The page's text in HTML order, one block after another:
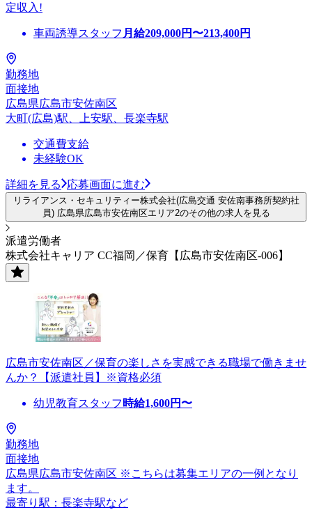
定収入!
車両誘導スタッフ 月給209,000円〜213,400円
勤務地
面接地
広島県広島市安佐南区
大町(広島)駅、上安駅、長楽寺駅
交通費支給
未経験OK
詳細を見る 応募画面に進む
リライアンス・セキュリティー株式会社(広島交通 安佐南事務所契約社
員) 広島県広島市安佐南区エリア2のその他の求人を見る
派遣労働者
株式会社キャリア CC福岡／保育【広島市安佐南区-006】
広島市安佐南区／保育の楽しさを実感できる職場で働きませ
んか？【派遣社員】※資格必須
幼児教育スタッフ 時給1,600円〜
勤務地
面接地
広島県広島市安佐南区 ※こちらは募集エリアの一例となり
ます。
最寄り駅：長楽寺駅など